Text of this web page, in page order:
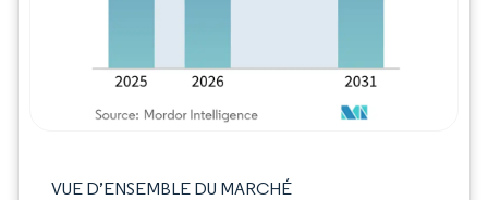
VUE D’ENSEMBLE DU MARCHÉ